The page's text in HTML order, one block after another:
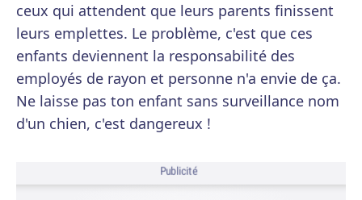
ceux qui attendent que leurs parents finissent
leurs emplettes. Le problème, c'est que ces
enfants deviennent la responsabilité des
employés de rayon et personne n'a envie de ça.
Ne laisse pas ton enfant sans surveillance nom
d'un chien, c'est dangereux !
Publicité